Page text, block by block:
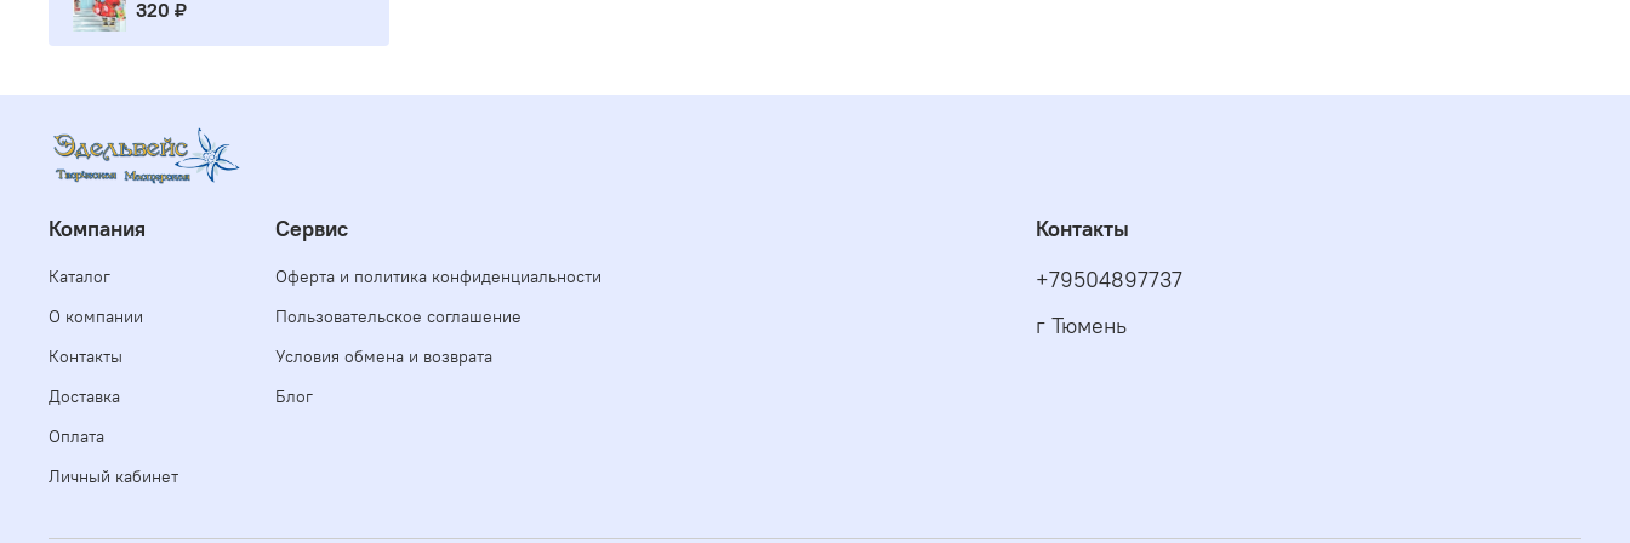
320 ₽
Компания
Каталог
О компании
Контакты
Доставка
Оплата
Личный кабинет
Сервис
Оферта и политика конфиденциальности
Пользовательское соглашение
Условия обмена и возврата
Блог
Контакты
+79504897737
г Тюмень